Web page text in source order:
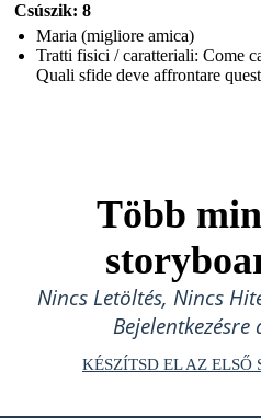
Csúszik: 8
Maria (migliore amica)
Tratti fisici / caratteriali: Come
Quali sfide deve affrontare
Több
Nincs Letöltés, Nincs
KÉSZÍTSD EL AZ ELSŐ